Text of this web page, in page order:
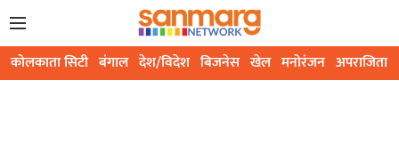
कोलकाता सिटी बंगाल देश/विदेश बिजनेस खेल मनोरंजन अपराजिता